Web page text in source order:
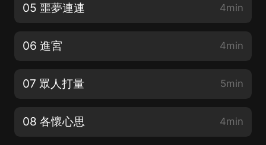
05 噩夢連連 4min
06 進宮 4min
07 眾人打量 5min
08 各懷心思 4min